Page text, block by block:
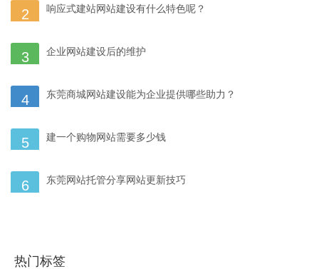
2 响应式建站网站建设有什么特色呢？
3 企业网站建设后的维护
4 东莞商城网站建设能为企业提供哪些助力？
5 建一个购物网站需要多少钱
6 东莞网站托管分享网站更新技巧
热门标签